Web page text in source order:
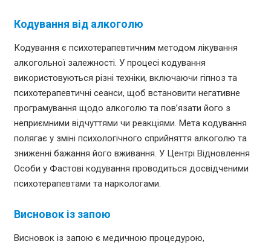
Кодування від алкоголю
Кодування є психотерапевтичним методом лікування
алкогольної залежності. У процесі кодування
використовуються різні техніки, включаючи гіпноз та
психотерапевтичні сеанси, щоб встановити негативне
програмування щодо алкоголю та пов’язати його з
неприємними відчуттями чи реакціями. Мета кодування
полягає у зміні психологічного сприйняття алкоголю та
зниженні бажання його вживання. У Центрі Відновлення
Особи у Фастові кодування проводиться досвідченими
психотерапевтами та наркологами.
Висновок із запою
Висновок із запою є медичною процедурою,